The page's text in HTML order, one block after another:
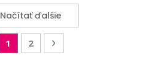
Načítať ďalšie
PageYou're currently reading page
1 Page
2 Page
Nasledujúca